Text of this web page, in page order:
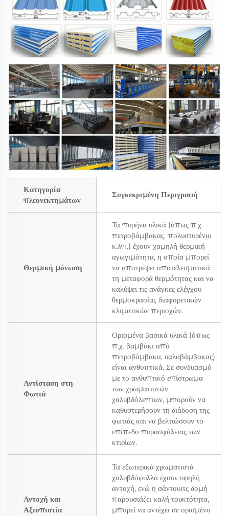
Κατηγορία
πλεονεκτημάτων
Συγκεκριμένη Περιγραφή
Θερμική μόνωση
Τα πυρήνα υλικά (όπως π.χ.
πετροβάμβακας, πολυστυρένιο
κ.λπ.) έχουν χαμηλή θερμική
αγωγιμότητα, η οποία μπορεί
να αποτρέψει αποτελεσματικά
τη μεταφορά θερμότητας και να
καλύψει τις ανάγκες ελέγχου
θερμοκρασίας διαφορετικών
κλιματικών περιοχών.
Αντίσταση στη
Φωτιά
Ορισμένα βασικά υλικά (όπως
π.χ. βαμβάκι από
πετροβάμβακα, υαλοβάμβακας)
είναι ανθυπτικά. Σε συνδυασμό
με το ανθυπτικό επίστρωμα
των χρωματιστών
χαλυβδόλεπτων, μπορούν να
καθυστερήσουν τη διάδοση της
φωτιάς και να βελτιώσουν το
επίπεδο πυρασφάλειας των
κτιρίων.
Αντοχή και
Αξιοπιστία
Τα εξωτερικά χρωματιστά
χαλυβδόφυλλα έχουν υψηλή
αντοχή, ενώ η σάντουιτς δομή
παρουσιάζει καλή τουκτότητα,
μπορεί να αντέχει σε ορισμένο